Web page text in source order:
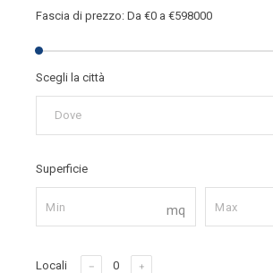
Fascia di prezzo: Da €0 a €598000
Scegli la città
Dove
Superficie
mq
Locali